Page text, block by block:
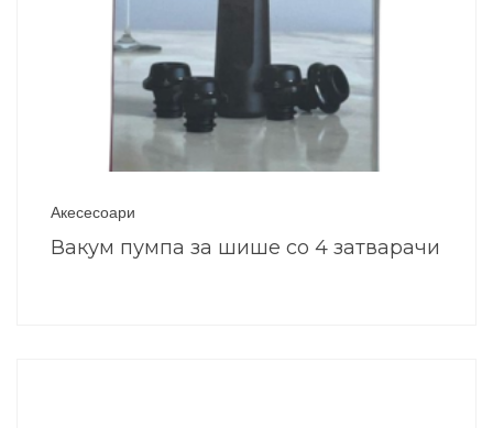
Акесесоари
Вакум пумпа за шише со 4 затварачи